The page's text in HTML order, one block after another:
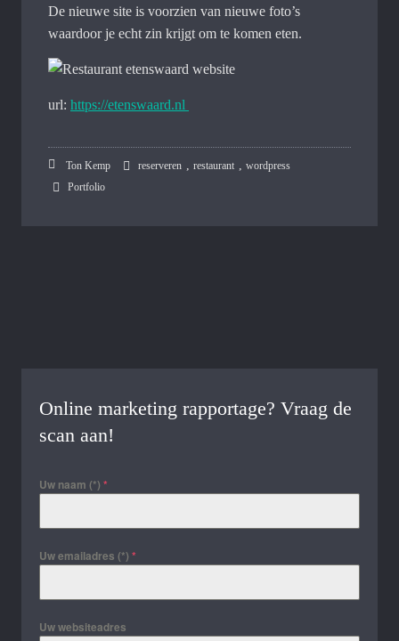
De nieuwe site is voorzien van nieuwe foto’s
waardoor je echt zin krijgt om te komen eten.
url: https://etenswaard.nl
Ton Kemp reserveren restaurant
wordpress
Portfolio
Online marketing rapportage? Vraag de
scan aan!
Uw naam (*) *
Uw emailadres (*) *
Uw websiteadres